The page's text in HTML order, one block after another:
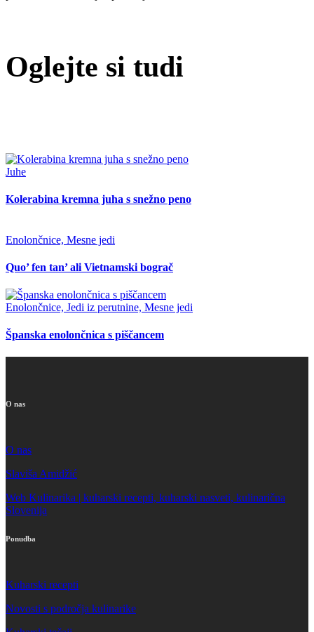
Oglejte si tudi
Juhe
Kolerabina kremna juha s snežno peno
Enolončnice, Mesne jedi
Quo’ fen tan’ ali Vietnamski bograč
Enolončnice, Jedi iz perutnine, Mesne jedi
Španska enolončnica s piščancem
O nas
O nas
Slaviša Amidžić
Web Kulinarika | kuharski recepti, kuharski nasveti, kulinarična
Slovenija
Ponudba
Kuharski recepti
Novosti s področja kulinarike